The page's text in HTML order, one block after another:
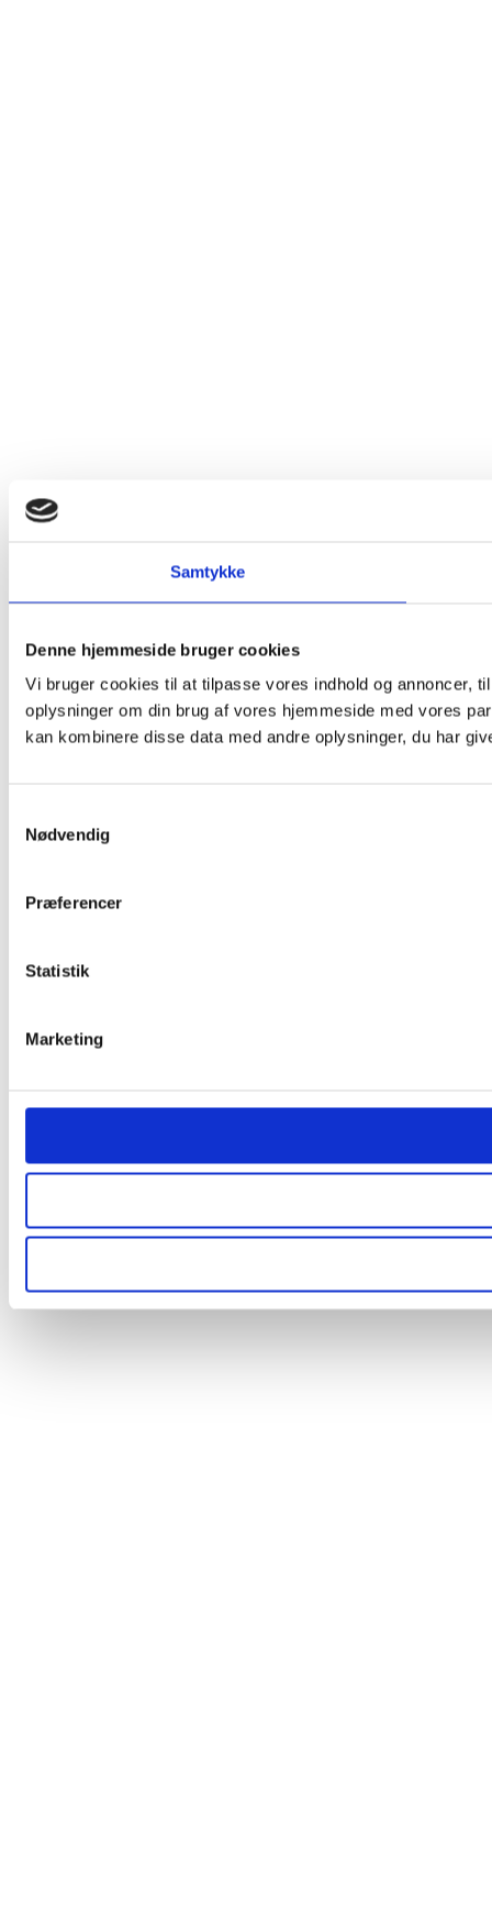
Samtykke
Denne hjemmeside bruger cookies
Vi bruger cookies til at tilpasse vores indhold og annoncer,
oplysninger om din brug af vores hjemmeside med vores
kan kombinere disse data med andre oplysninger, du har
Nødvendig
Præferencer
Statistik
Marketing